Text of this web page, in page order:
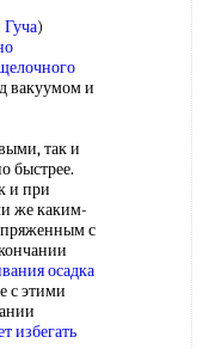
Гуча)
вакуумом и
так и
быстрее.
и при
же каким-
с
осадка
с этими
избегать